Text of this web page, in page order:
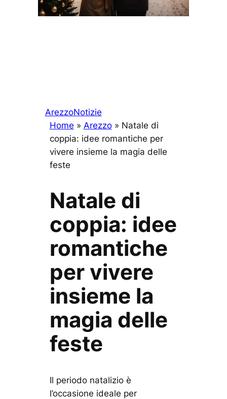
ArezzoNotizie
Home » Arezzo» Natale di
coppia: idee romantiche per
vivere insieme la magia delle
feste
Natale di
coppia: idee
romantiche
per vivere
insieme la
magia delle
feste
Il periodo natalizio è
l’occasione ideale per